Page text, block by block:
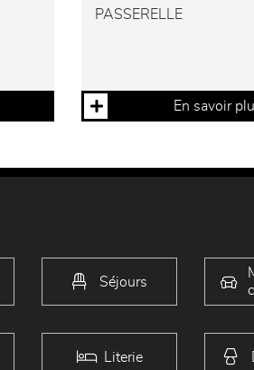
PASSERELLE
En savoir
Séjours
Literie